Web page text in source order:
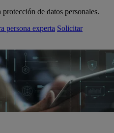
de datos personales.
persona experta Solicitar